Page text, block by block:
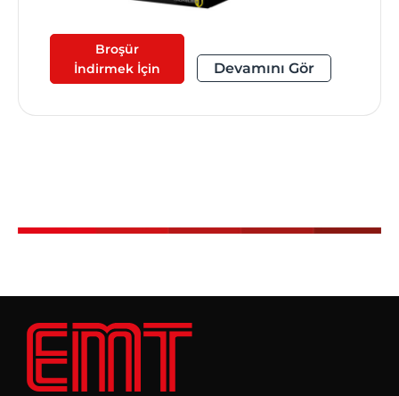
Broşür
İndirmek İçin
Devamını Gör